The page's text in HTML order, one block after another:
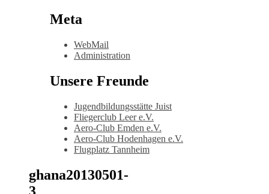
Meta
WebMail
Administration
Unsere Freunde
Jugendbildungsstätte Juist
Fliegerclub Leer e.V.
Aero-Club Emden e.V.
Aero-Club Hodenhagen e.V.
Flugplatz Tannheim
ghana20130501-
3